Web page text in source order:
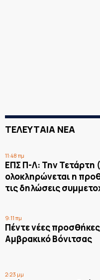
ΤΕΛΕΥΤΑΙΑ ΝΕΑ
11:48 πμ
ΕΠΣ Π-Λ: Την Τετάρτη
ολοκληρώνεται η
τις δηλώσεις
9:11 πμ
Πέντε νέες
Αμβρακικό Βόνιτσας
2:23 μμ